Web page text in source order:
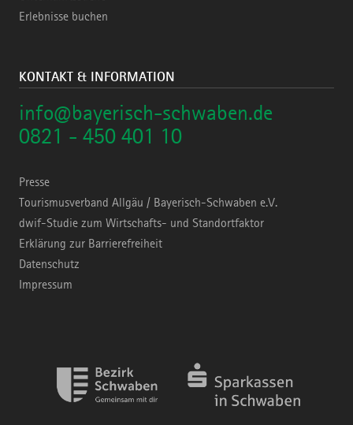
Erlebnisse buchen
KONTAKT & INFORMATION
info@bayerisch-schwaben.de
0821 - 450 401 10
Presse
Tourismusverband Allgäu / Bayerisch-Schwaben e.V.
dwif-Studie zum Wirtschafts- und Standortfaktor
Erklärung zur Barrierefreiheit
Datenschutz
Impressum